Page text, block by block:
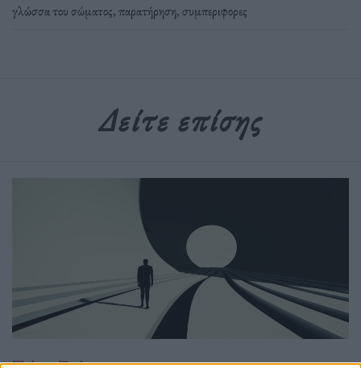
γλώσσα του σώματος,παρατήρηση,συμπεριφορες
Δείτε επίσης